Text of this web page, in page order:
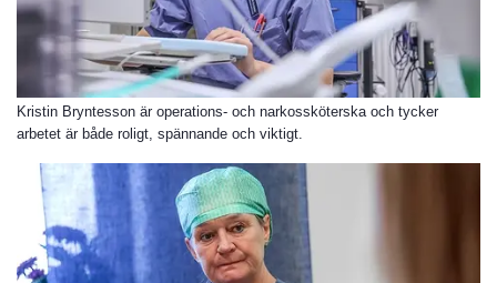
Kristin Bryntesson är operations- och narkossköterska och tycker
arbetet är både roligt, spännande och viktigt.